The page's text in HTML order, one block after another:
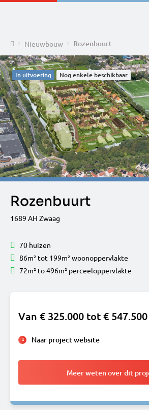
HomeNieuwbouw Rozenbuurt
In uitvoering Nog enkele beschikbaar
Rozenbuurt
1689 AH Zwaag
70 huizen
86m² tot 199m² woonoppervlakte
72m² to 496m² perceeloppervlakte
Van € 325.000 tot € 547.500
Naar project website
Meer weten over dit